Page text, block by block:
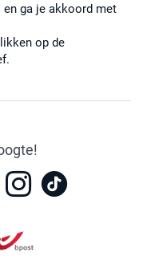
ga je akkoord met
op de